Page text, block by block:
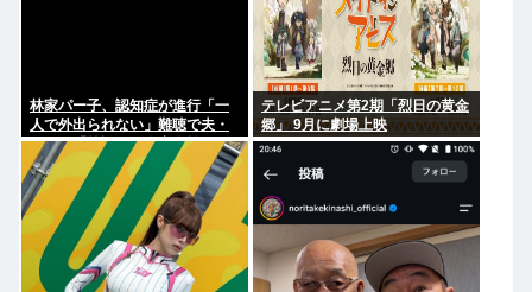
林家パー子、認知症が進行「一
人で外出られない」難聴で夫・
ペーと「筆談」…自宅全焼から
約1年
テレビアニメ第2期「烈日の黄金
郷」 9月に劇場上映